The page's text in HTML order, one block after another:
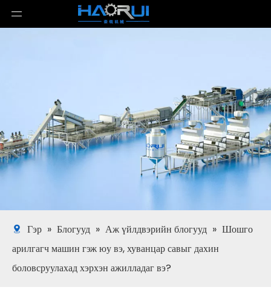
Гэр » Блогууд » Аж үйлдвэрийн блогууд » Шошго
арилгагч машин гэж юу вэ, хуванцар савыг дахин
боловсруулахад хэрхэн ажилладаг вэ?